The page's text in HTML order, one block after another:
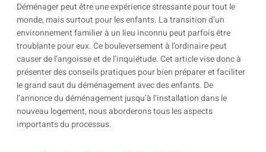
Déménager peut être une expérience stressante pour tout le
monde, mais surtout pour les enfants. La transition d’un
environnement familier à un lieu inconnu peut parfois être
troublante pour eux. Ce bouleversement à l’ordinaire peut
causer de l’angoisse et de l’inquiétude. Cet article vise donc à
présenter des conseils pratiques pour bien préparer et faciliter
le grand saut du déménagement avec des enfants. De
l’annonce du déménagement jusqu’à l’installation dans le
nouveau logement, nous aborderons tous les aspects
importants du processus.